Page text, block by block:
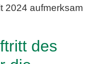
2024 aufmerksam
des